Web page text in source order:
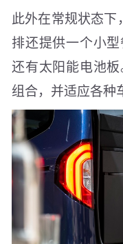
此外在常规状态
排还提供一个小
还有太阳能电池
组合，并适应各种